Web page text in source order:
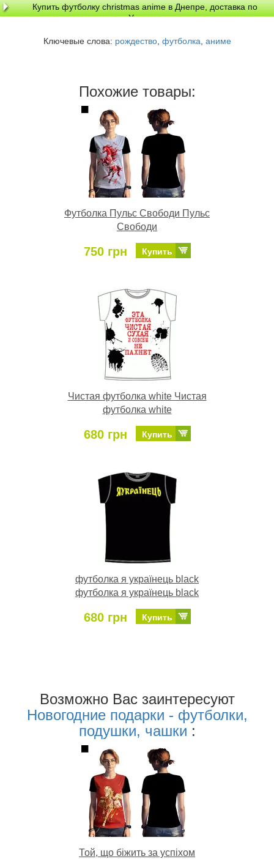
Купить футболку christmas anime в Днепре, доставка по
Украине
Ключевые слова: рождество, футболка аниме
Похожие товары:
Футболка Пульс Свободи Пульс
Свободи
750 грн Купить
Чистая футболка white Чистая
футболка white
680 грн Купить
футболка я українець black
футболка я українець black
680 грн Купить
Возможно Ваc заинтересуют
Новогодние подарки - футболки,
подушки, чашки :
Той, що біжить за успіхом